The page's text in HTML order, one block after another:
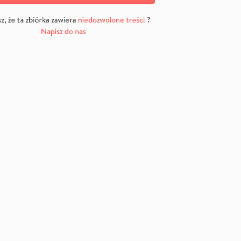
że ta zbiórka zawiera niedozwolone treści?
Napisz do nas